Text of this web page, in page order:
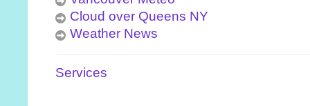
Cloud over Queens NY
Weather News
Services